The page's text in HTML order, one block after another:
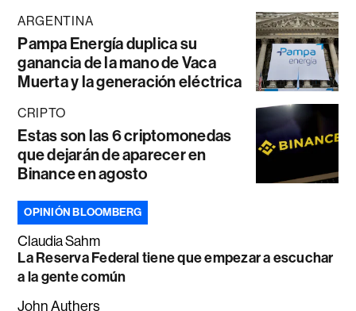
ARGENTINA
Pampa Energía duplica su
ganancia de la mano de Vaca
Muerta y la generación eléctrica
CRIPTO
Estas son las 6 criptomonedas
que dejarán de aparecer en
Binance en agosto
OPINIÓN BLOOMBERG
Claudia Sahm
La Reserva Federal tiene que empezar a escuchar
a la gente común
John Authers